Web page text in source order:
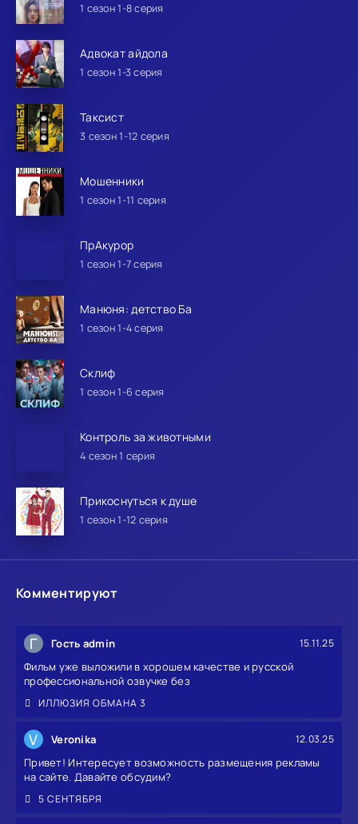
1 сезон 1-8 серия
Адвокат айдола
1 сезон 1-3 серия
Таксист
3 сезон 1-12 серия
Мошенники
1 сезон 1-11 серия
ПрАкурор
1 сезон 1-7 серия
Манюня: детство Ба
1 сезон 1-4 серия
Склиф
1 сезон 1-6 серия
Контроль за животными
4 сезон 1 серия
Прикоснуться к душе
1 сезон 1-12 серия
Комментируют
Г Гость admin 15.11.25
Фильм уже выложили в хорошем качестве и русской
профессиональной озвучке без
ИЛЛЮЗИЯ ОБМАНА 3
V Veronika 12.03.25
Привет! Интересует возможность размещения рекламы
на сайте. Давайте обсудим?
5 СЕНТЯБРЯ